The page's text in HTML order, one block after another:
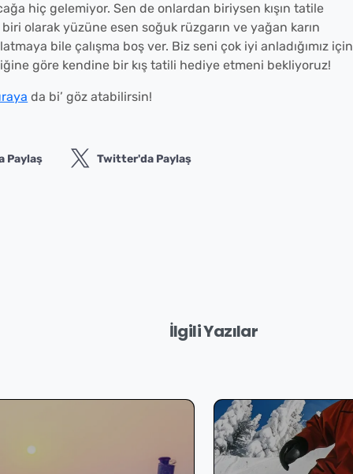
hiç gelemiyor. Sen de onlardan biriysen kışın tatile
olarak yüzüne esen soğuk rüzgarın ve yağan karın
bile çalışma boş ver. Biz seni çok iyi anladığımız için
göre kendine bir kış tatili hediye etmeni bekliyoruz!
da bi’ göz atabilirsin!
Paylaş Twitter'da Paylaş
İlgili Yazılar